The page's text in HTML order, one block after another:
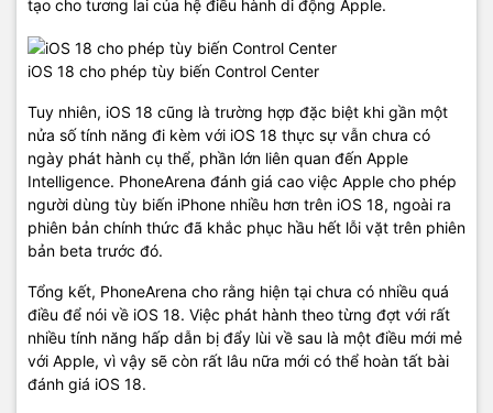
tạo cho tương lai của hệ điều hành di động Apple.
iOS 18 cho phép tùy biến Control Center
Tuy nhiên, iOS 18 cũng là trường hợp đặc biệt khi gần một
nửa số tính năng đi kèm với iOS 18 thực sự vẫn chưa có
ngày phát hành cụ thể, phần lớn liên quan đến Apple
Intelligence. PhoneArena đánh giá cao việc Apple cho phép
người dùng tùy biến iPhone nhiều hơn trên iOS 18, ngoài ra
phiên bản chính thức đã khắc phục hầu hết lỗi vặt trên phiên
bản beta trước đó.
Tổng kết, PhoneArena cho rằng hiện tại chưa có nhiều quá
điều để nói về iOS 18. Việc phát hành theo từng đợt với rất
nhiều tính năng hấp dẫn bị đẩy lùi về sau là một điều mới mẻ
với Apple, vì vậy sẽ còn rất lâu nữa mới có thể hoàn tất bài
đánh giá iOS 18.